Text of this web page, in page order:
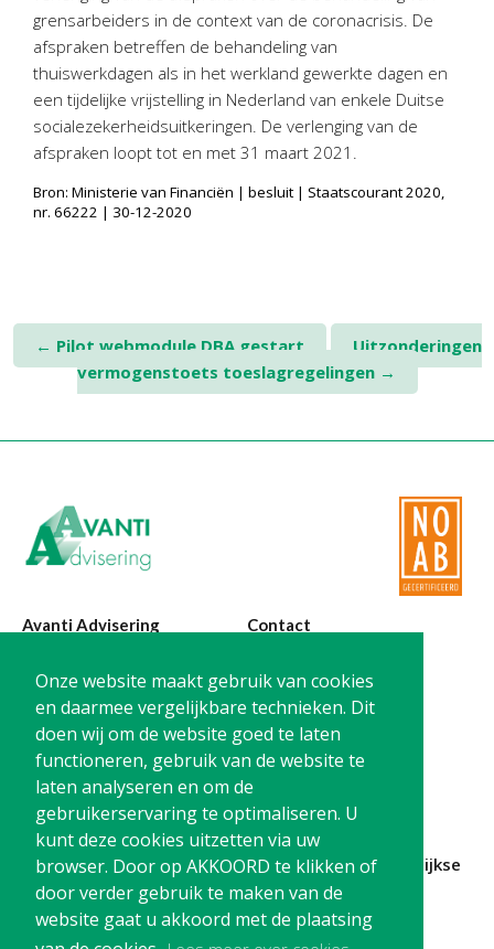
Onze website maakt gebruik van cookies
en daarmee vergelijkbare technieken. Dit
doen wij om de website goed te laten
functioneren, gebruik van de website te
laten analyseren en om de
gebruikerservaring te optimaliseren. U
kunt deze cookies uitzetten via uw
browser. Door op AKKOORD te klikken of
door verder gebruik te maken van de
website gaat u akkoord met de plaatsing
Bedrijfseconomisch advies
Belastingadvies Purmerend
Online boekhouden
Nieuws&informatie
Nieuwsbrief
Nieuwsoverzicht
Contact
BaseCone – Facturen
Visionplanner – Rapportage
Klantenportaal – Online dossiers
Nextens-Accorderen aangiften
grensarbeiders in de context van de coronacrisis. De
afspraken betreffen de behandeling van
thuiswerkdagen als in het werkland gewerkte dagen en
een tijdelijke vrijstelling in Nederland van enkele Duitse
socialezekerheidsuitkeringen. De verlenging van de
afspraken loopt tot en met 31 maart 2021.
Bron: Ministerie van Financiën | besluit | Staatscourant 2020,
nr. 66222 | 30-12-2020
Post
navigation
← Pilot webmodule DBA gestart
Uitzonderingen
vermogenstoets toeslagregelingen →
Avanti Advisering
Poelstraat 4
1441 RR Purmerend
Contact
T: 0299-420870
@:
info@avanti-
advisering.nl
BTW: NL861212733B01
Blijf op de hoogte en schrijf je in voor onze maandelijkse
nieuwsbrief
Schrijf me in!